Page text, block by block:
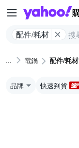
配件/耗材
電鍋 配件/耗材
品牌 快速到貨